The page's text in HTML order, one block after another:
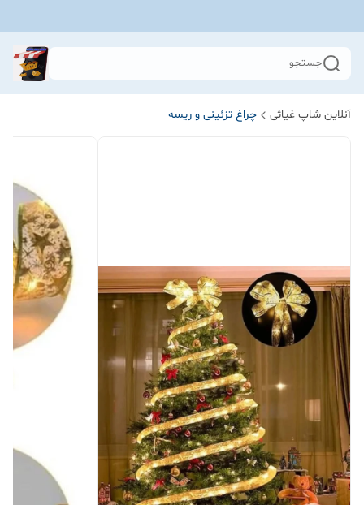
جستجو
آنلاین شاپ غیاثی چراغ تزئینی و ریسه